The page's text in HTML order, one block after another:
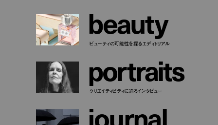
beauty
ビューティの可能性を探るエディトリアル
portraits
クリエイティビティに迫るインタビュー